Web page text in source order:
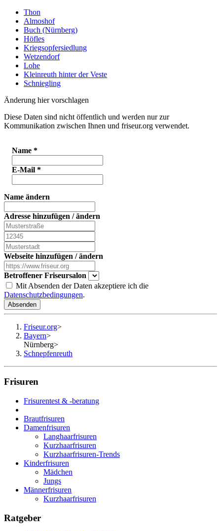
Thon
Almoshof
Buch (Nürnberg)
Höfles
Kriegsopfersiedlung
Wetzendorf
Lohe
Kleinreuth hinter der Veste
Schniegling
Änderung hier vorschlagen
Diese Daten sind nicht öffentlich und werden nur zur
Kommunikation zwischen Ihnen und friseur.org verwendet.
Name *
E-Mail *
Name ändern
Adresse hinzufügen / ändern
Webseite hinzufügen / ändern
Betroffener Friseursalon
Mit Absenden der Daten akzeptiere ich die
Datenschutzbedingungen.
Absenden
Friseur.org>
Bayern>
Nürnberg>
Schnepfenreuth
Frisuren
Frisurentest & -beratung
Brautfrisuren
Damenfrisuren
Langhaarfrisuren
Kurzhaarfrisuren
Kurzhaarfrisuren-Trends
Kinderfrisuren
Mädchen
Jungs
Männerfrisuren
Kurzhaarfrisuren
Ratgeber